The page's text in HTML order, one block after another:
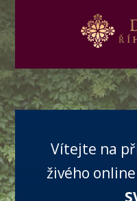
Vítejte na
živého